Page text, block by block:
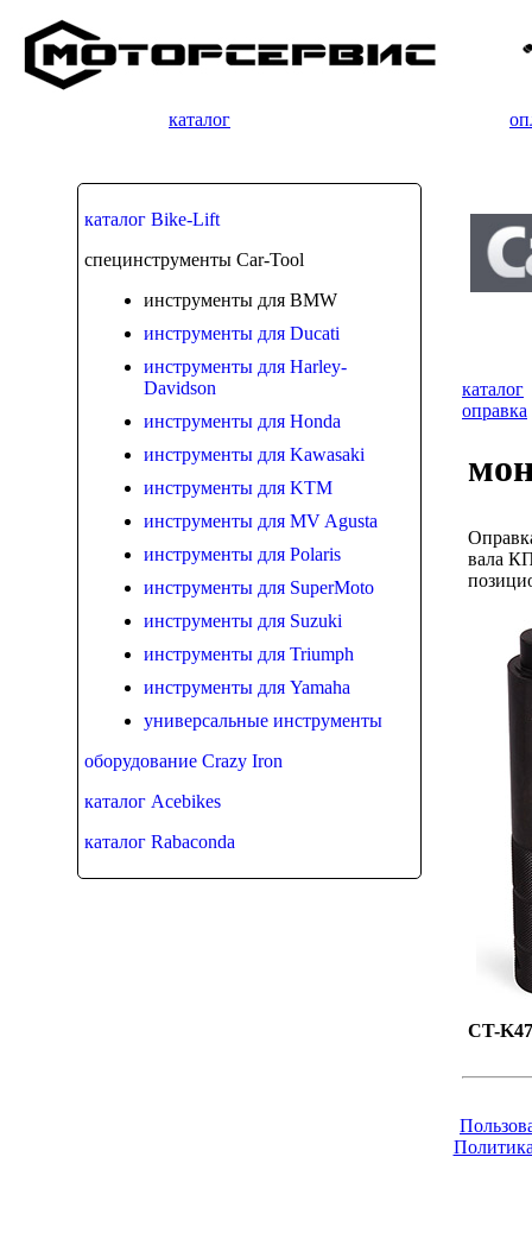
каталог
каталог Bike-Lift
специнструменты Car-Tool
инструменты для BMW
инструменты для Ducati
инструменты для Harley-
Davidson
инструменты для Honda
инструменты для Kawasaki
инструменты для KTM
инструменты для MV Agusta
инструменты для Polaris
инструменты для SuperMoto
инструменты для Suzuki
инструменты для Triumph
инструменты для Yamaha
универсальные инструменты
оборудование Crazy Iron
каталог Acebikes
каталог Rabaconda
каталог
оправка
вала
CT-